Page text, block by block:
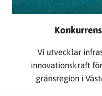
Vi utvecklar
innovationskraft
gränsregion i